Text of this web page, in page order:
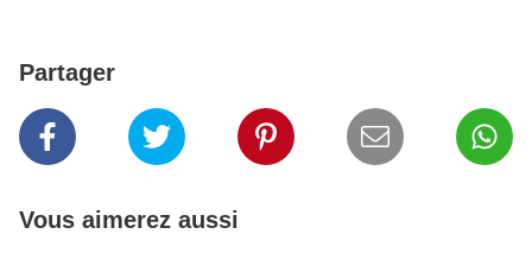
Partager
Vous aimerez aussi